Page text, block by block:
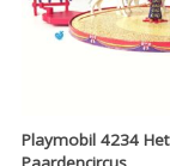
Playmobil 4234 Het